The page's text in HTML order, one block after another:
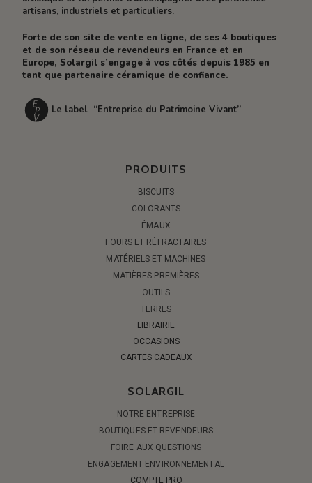
artisans, industriels et particuliers.
Forte de son site de vente en ligne, de ses 4 boutiques
et de son réseau de revendeurs en France et en
Europe, Solargil s’engage à vos côtés depuis 1985 en
tant que partenaire céramique de confiance.
Le label “Entreprise du Patrimoine Vivant”
PRODUITS
BISCUITS
COLORANTS
ÉMAUX
FOURS ET RÉFRACTAIRES
MATÉRIELS ET MACHINES
MATIÈRES PREMIÈRES
OUTILS
TERRES
LIBRAIRIE
OCCASIONS
CARTES CADEAUX
SOLARGIL
NOTRE ENTREPRISE
BOUTIQUES ET REVENDEURS
FOIRE AUX QUESTIONS
ENGAGEMENT ENVIRONNEMENTAL
COMPTE PRO